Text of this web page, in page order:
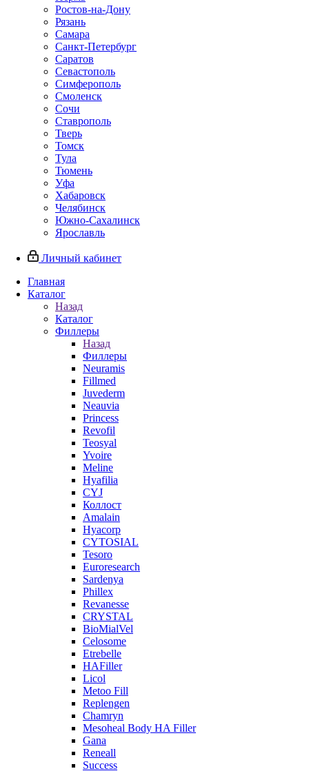
Ростов-на-Дону
Рязань
Самара
Санкт-Петербург
Саратов
Севастополь
Симферополь
Смоленск
Сочи
Ставрополь
Тверь
Томск
Тула
Тюмень
Уфа
Хабаровск
Челябинск
Южно-Сахалинск
Ярославль
Личный кабинет
Главная
Каталог
Назад
Каталог
Филлеры
Назад
Филлеры
Neuramis
Fillmed
Juvederm
Neauvia
Princess
Revofil
Teosyal
Yvoire
Meline
Hyafilia
CYJ
Коллост
Amalain
Hyacorp
CYTOSIAL
Tesoro
Euroresearch
Sardenya
Phillex
Revanesse
CRYSTAL
BioMialVel
Celosome
Etrebelle
HAFiller
Licol
Metoo Fill
Replengen
Chamryn
Mesoheal Body HA Filler
Gana
Reneall
Success